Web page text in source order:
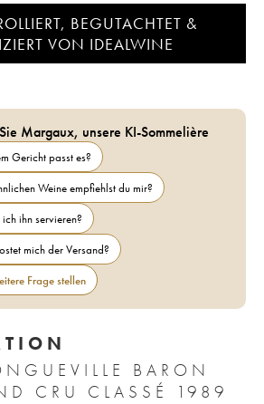
BEGUTACHTET &
VON IDEALWINE
Margaux, unsere KI-Sommelière
Gericht passt es?
Weine empfiehlst du mir?
ihn servieren?
mich der Versand?
Frage stellen
BARON
CRU CLASSÉ 1989